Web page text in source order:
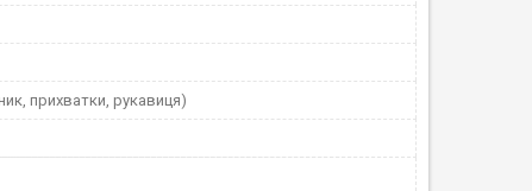
прихватки, рукавиця)